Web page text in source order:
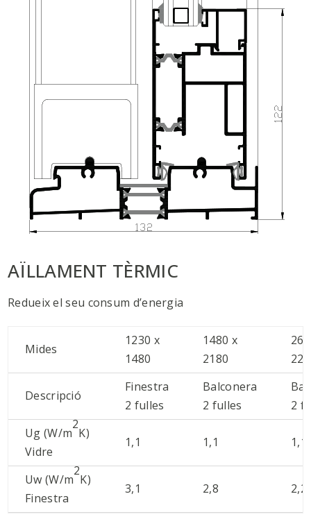
AÏLLAMENT TÈRMIC
Redueix el seu consum d’energia
Mides
1230 x
1480
1480 x
2180
Descripció
Finestra
2 fulles
Balconera
2 fulles
2
Ug (W/m
2
K)
Vidre
1,1 1,1 1,1
Uw (W/m
2
K)
Finestra
3,1 2,8 2,2